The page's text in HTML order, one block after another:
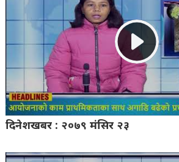
दिनेशखबर : २०७९ मंसिर २३